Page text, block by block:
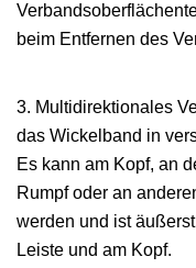
beim Entfernen des
3. Multidirektionales
das Wickelband in
Es kann am Kopf, an
Rumpf oder an
werden und ist
Leiste und am Kopf.